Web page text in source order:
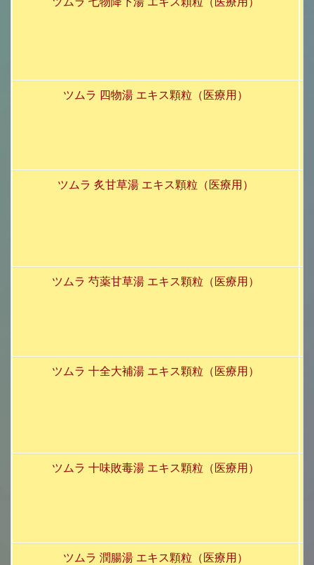
ツムラ 四物湯 エキス顆粒（医療用）
ツムラ 炙甘草湯 エキス顆粒（医療用）
ツムラ 芍薬甘草湯 エキス顆粒（医療用）
ツムラ 十全大補湯 エキス顆粒（医療用）
ツムラ 十味敗毒湯 エキス顆粒（医療用）
ツムラ 潤腸湯 エキス顆粒（医療用）